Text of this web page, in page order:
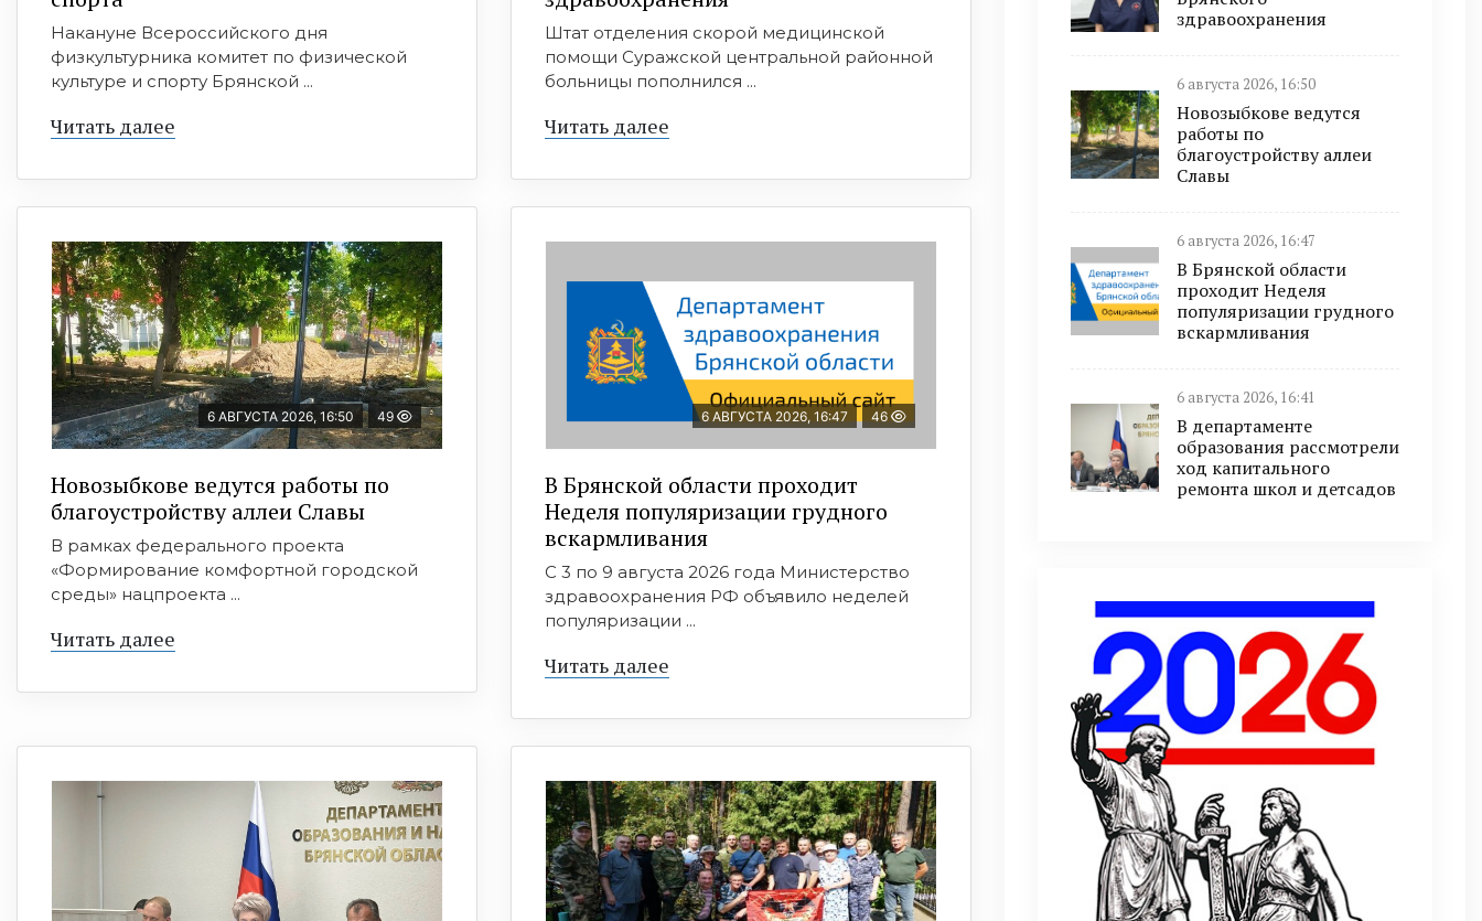
Накануне Всероссийского дня
физкультурника комитет по физической
культуре и спорту Брянской ...
Читать далее
Штат отделения скорой медицинской
помощи Суражской центральной районной
больницы пополнился ...
Читать далее
6 АВГУСТА 2026, 16:50 49
Новозыбкове ведутся работы по
благоустройству аллеи Славы
В рамках федерального проекта
«Формирование комфортной городской
среды» нацпроекта ...
Читать далее
6 АВГУСТА 2026, 16:47 46
В Брянской области проходит
Неделя популяризации грудного
вскармливания
С 3 по 9 августа 2026 года Министерство
здравоохранения РФ объявило неделей
популяризации ...
Читать далее
здравоохранения
6 августа 2026, 16:50
Новозыбкове ведутся
работы по
благоустройству аллеи
Славы
6 августа 2026, 16:47
В Брянской области
проходит Неделя
популяризации грудного
вскармливания
6 августа 2026, 16:41
В департаменте
образования рассмотрели
ход капитального
ремонта школ и детсадов